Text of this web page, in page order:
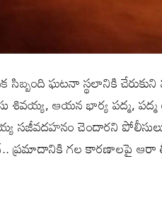
ఘటనా స్థలానికి
ఆయన భార్య పద్మ, పద్మ
సజీవదహనం చెందారని
ప్రమాదానికి గల కారణాలపై ఆరా